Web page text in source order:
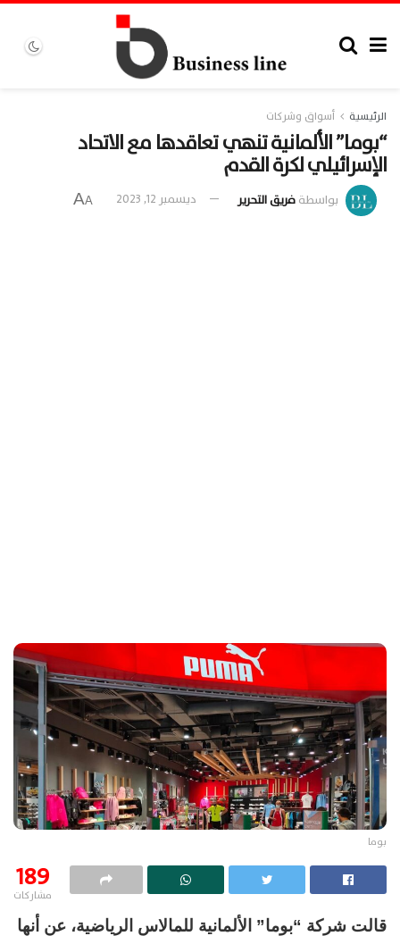
الرئيسية أسواق وشركات
“بوما” الألمانية تنهي تعاقدها مع الاتحاد
الإسرائيلي لكرة القدم
بواسطةفريق التحرير ديسمبر 12, 2023 A
A
بوما
189
مشاركات
قالت شركة “بوما” الألمانية للمالاس الرياضية، عن أنها